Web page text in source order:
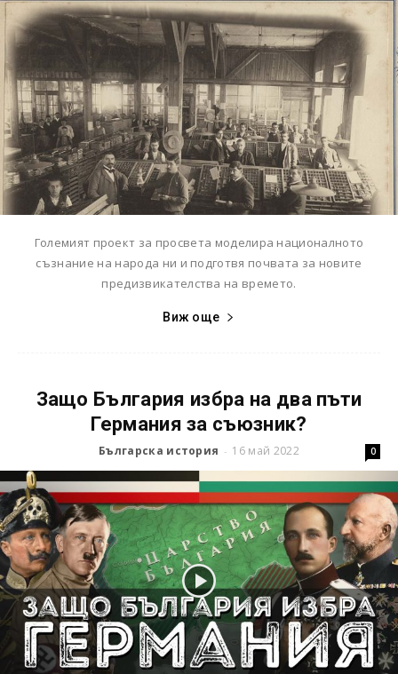
Големият проект за просвета моделира националното
съзнание на народа ни и подготвя почвата за новите
предизвикателства на времето.
Виж още
Защо България избра на два пъти
Германия за съюзник?
Българска история - 16 май 2022 0